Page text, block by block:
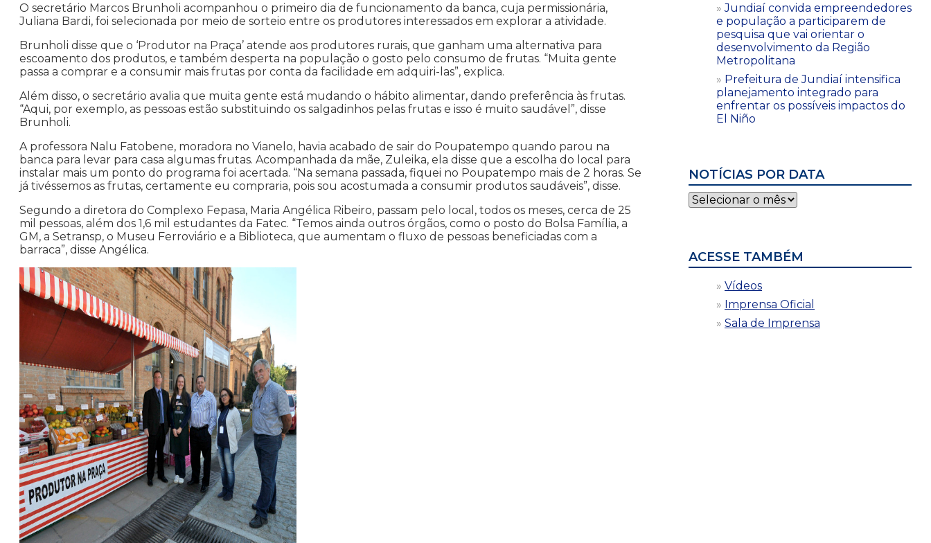
O secretário Marcos Brunholi acompanhou o primeiro dia de funcionamento da banca, cuja permissionária,
Juliana Bardi, foi selecionada por meio de sorteio entre os produtores interessados em explorar a atividade.
Brunholi disse que o ‘Produtor na Praça’ atende aos produtores rurais, que ganham uma alternativa para
escoamento dos produtos, e também desperta na população o gosto pelo consumo de frutas. “Muita gente
passa a comprar e a consumir mais frutas por conta da facilidade em adquiri-las”, explica.
Além disso, o secretário avalia que muita gente está mudando o hábito alimentar, dando preferência às frutas.
“Aqui, por exemplo, as pessoas estão substituindo os salgadinhos pelas frutas e isso é muito saudável”, disse
Brunholi.
A professora Nalu Fatobene, moradora no Vianelo, havia acabado de sair do Poupatempo quando parou na
banca para levar para casa algumas frutas. Acompanhada da mãe, Zuleika, ela disse que a escolha do local para
instalar mais um ponto do programa foi acertada. “Na semana passada, fiquei no Poupatempo mais de 2 horas. Se
já tivéssemos as frutas, certamente eu compraria, pois sou acostumada a consumir produtos saudáveis”, disse.
Segundo a diretora do Complexo Fepasa, Maria Angélica Ribeiro, passam pelo local, todos os meses, cerca de 25
mil pessoas, além dos 1,6 mil estudantes da Fatec. “Temos ainda outros órgãos, como o posto do Bolsa Família, a
GM, a Setransp, o Museu Ferroviário e a Biblioteca, que aumentam o fluxo de pessoas beneficiadas com a
barraca”, disse Angélica.
Jundiaí convida empreendedores
e população a participarem de
pesquisa que vai orientar o
desenvolvimento da Região
Metropolitana
Prefeitura de Jundiaí intensifica
planejamento integrado para
enfrentar os possíveis impactos do
El Niño
NOTÍCIAS POR DATA
Notícias
por
ACESSE TAMBÉM
Vídeos
Imprensa Oficial
Sala de Imprensa